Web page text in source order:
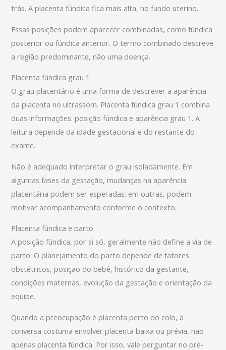
trás. A placenta fúndica fica mais alta, no fundo uterino.
Essas posições podem aparecer combinadas, como fúndica
posterior ou fúndica anterior. O termo combinado descreve
a região predominante, não uma doença.
Placenta fúndica grau 1
O grau placentário é uma forma de descrever a aparência
da placenta no ultrassom. Placenta fúndica grau 1 combina
duas informações: posição fúndica e aparência grau 1. A
leitura depende da idade gestacional e do restante do
exame.
Não é adequado interpretar o grau isoladamente. Em
algumas fases da gestação, mudanças na aparência
placentária podem ser esperadas; em outras, podem
motivar acompanhamento conforme o contexto.
Placenta fúndica e parto
A posição fúndica, por si só, geralmente não define a via de
parto. O planejamento do parto depende de fatores
obstétricos, posição do bebê, histórico da gestante,
condições maternas, evolução da gestação e orientação da
equipe.
Quando a preocupação é placenta perto do colo, a
conversa costuma envolver placenta baixa ou prévia, não
apenas placenta fúndica. Por isso, vale perguntar no pré-